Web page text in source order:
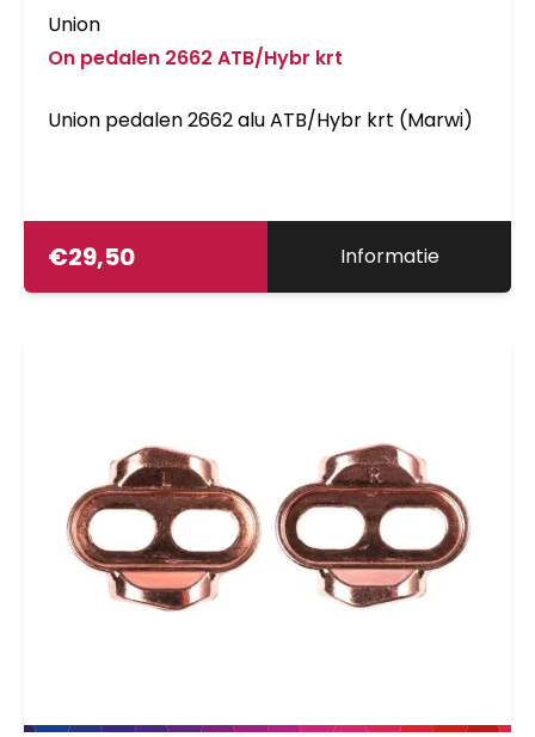
Union
On pedalen 2662 ATB/Hybr krt
Union pedalen 2662 alu ATB/Hybr krt (Marwi)
€29,50 Informatie